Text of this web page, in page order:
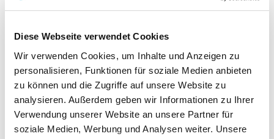
Diese Webseite verwendet Cookies
Wir verwenden Cookies, um Inhalte und Anzeigen zu
personalisieren, Funktionen für soziale Medien anbieten
zu können und die Zugriffe auf unsere Website zu
analysieren. Außerdem geben wir Informationen zu Ihrer
Verwendung unserer Website an unsere Partner für
soziale Medien, Werbung und Analysen weiter. Unsere
OG - Eisenhüttenstadt
Details
15890 Eisenhüttenstadt
OG - Cottbus-Kolkwitz e.V.
Koschendorfer Straße 34 A
03099 Kolkwitz